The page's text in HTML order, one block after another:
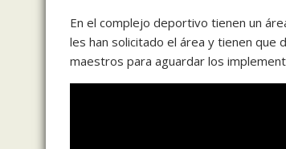
En el complejo deportivo tienen un
les han solicitado el área y tienen que
maestros para aguardar los